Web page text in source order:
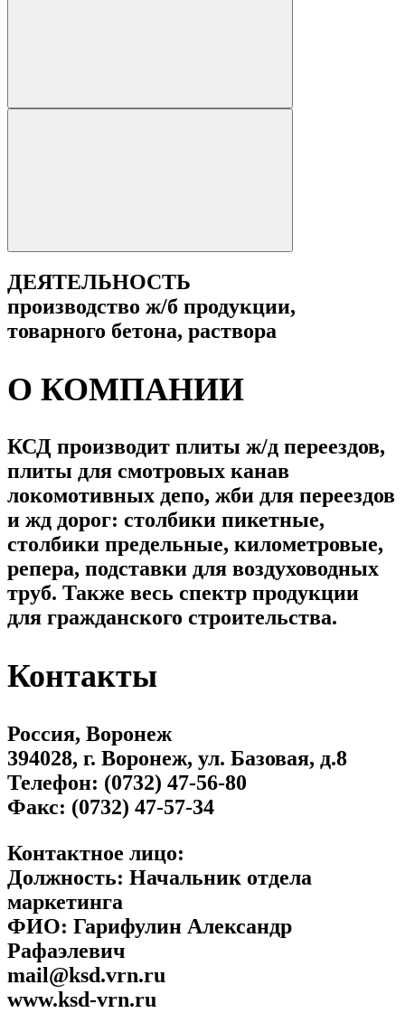
ДЕЯТЕЛЬНОСТЬ
производство ж/б продукции,
товарного бетона, раствора
О КОМПАНИИ
КСД производит плиты ж/д переездов,
плиты для смотровых канав
локомотивных депо, жби для переездов
и жд дорог: столбики пикетные,
столбики предельные, километровые,
репера, подставки для воздуховодных
труб. Также весь спектр продукции
для гражданского строительства.
Контакты
Россия, Воронеж
394028, г. Воронеж, ул. Базовая, д.8
Телефон: (0732) 47-56-80
Факс: (0732) 47-57-34
Контактное лицо:
Должность: Начальник отдела
маркетинга
ФИО: Гарифулин Александр
Рафаэлевич
mail@ksd.vrn.ru
www.ksd-vrn.ru